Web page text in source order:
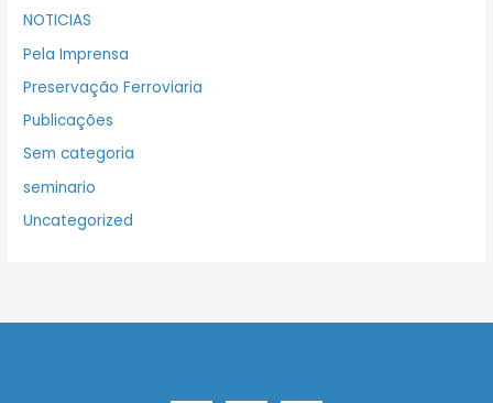
NOTICIAS
Pela Imprensa
Preservação Ferroviaria
Publicações
Sem categoria
seminario
Uncategorized